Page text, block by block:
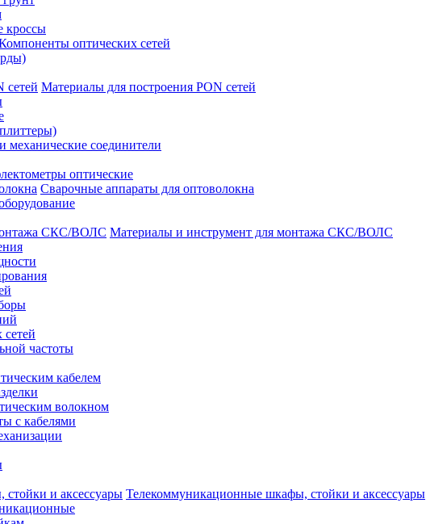
кроссы
оптических сетей
Материалы для построения PON сетей
соединители
оптические
Сварочные аппараты для оптоволокна
Материалы и инструмент для монтажа СКС/ВОЛС
частоты
кабелем
волокном
с кабелями
Телекоммуникационные шкафы, стойки и аксессуары